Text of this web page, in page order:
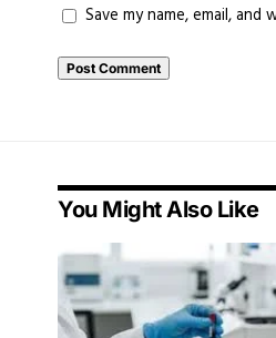
Save my name, email,
You Might Also Like